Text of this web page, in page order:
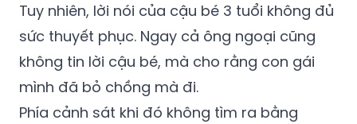
Tuy nhiên, lời nói của cậu bé 3 tuổi không đủ
sức thuyết phục. Ngay cả ông ngoại cũng
không tin lời cậu bé, mà cho rằng con gái
mình đã bỏ chồng mà đi.
Phía cảnh sát khi đó không tìm ra bằng